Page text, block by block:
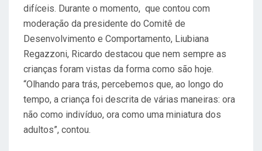
difíceis. Durante o momento, que contou com
moderação da presidente do Comitê de
Desenvolvimento e Comportamento, Liubiana
Regazzoni, Ricardo destacou que nem sempre as
crianças foram vistas da forma como são hoje.
“Olhando para trás, percebemos que, ao longo do
tempo, a criança foi descrita de várias maneiras: ora
não como indivíduo, ora como uma miniatura dos
adultos”, contou.